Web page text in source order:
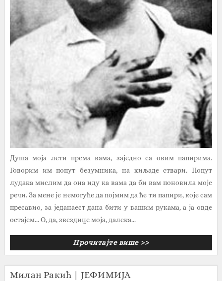
Душа моја лети према вама, заједно са овим папирима.
Говорим им попут безумника, на хиљаде ствари. Попут
лудака мислим да она иду ка вама да би вам поновила моје
речи. За мене је немогуће да појмим да ће ти папири, које сам
пресавио, за једанаест дана бити у вашим рукама, а ја овде
остајем... О, да, звездице моја, далека...
Прочитајте више >>
Милан Ракић | ЈЕФИМИЈА